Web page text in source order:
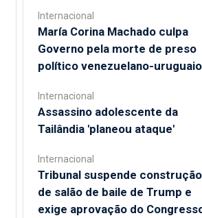
Internacional
María Corina Machado culpa
Governo pela morte de preso
político venezuelano-uruguaio
Internacional
Assassino adolescente da
Tailândia 'planeou ataque'
Internacional
Tribunal suspende construção
de salão de baile de Trump e
exige aprovação do